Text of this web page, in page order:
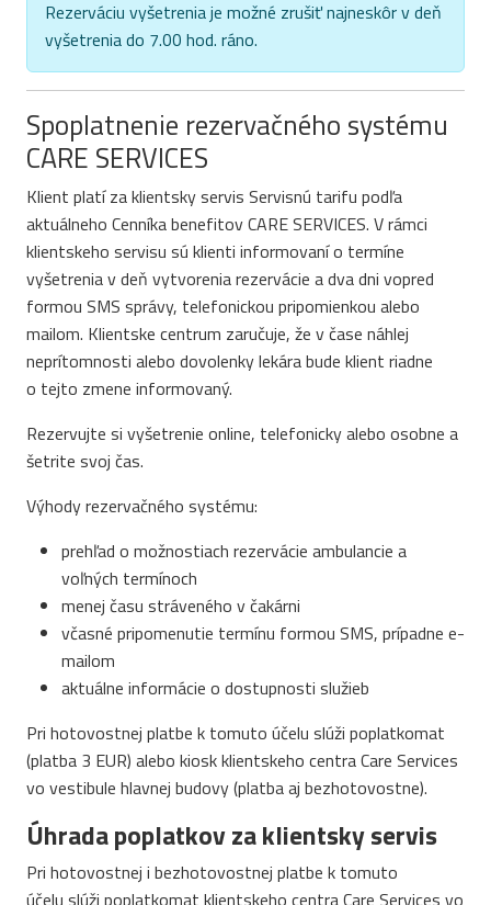
Rezerváciu vyšetrenia je možné zrušiť najneskôr v deň
vyšetrenia do 7.00 hod. ráno.
Spoplatnenie rezervačného systému
CARE SERVICES
Klient platí za klientsky servis Servisnú tarifu podľa
aktuálneho Cenníka benefitov CARE SERVICES. V rámci
klientskeho servisu sú klienti informovaní o termíne
vyšetrenia v deň vytvorenia rezervácie a dva dni vopred
formou SMS správy, telefonickou pripomienkou alebo
mailom. Klientske centrum zaručuje, že v čase náhlej
neprítomnosti alebo dovolenky lekára bude klient riadne
o tejto zmene informovaný.
Rezervujte si vyšetrenie online, telefonicky alebo osobne a
šetrite svoj čas.
Výhody rezervačného systému:
prehľad o možnostiach rezervácie ambulancie a
voľných termínoch
menej času stráveného v čakárni
včasné pripomenutie termínu formou SMS, prípadne e-
mailom
aktuálne informácie o dostupnosti služieb
Pri hotovostnej platbe k tomuto účelu slúži poplatkomat
(platba 3 EUR) alebo kiosk klientskeho centra Care Services
vo vestibule hlavnej budovy (platba aj bezhotovostne).
Úhrada poplatkov za klientsky servis
Pri hotovostnej i bezhotovostnej platbe k tomuto
účelu slúži poplatkomat klientskeho centra Care Services vo